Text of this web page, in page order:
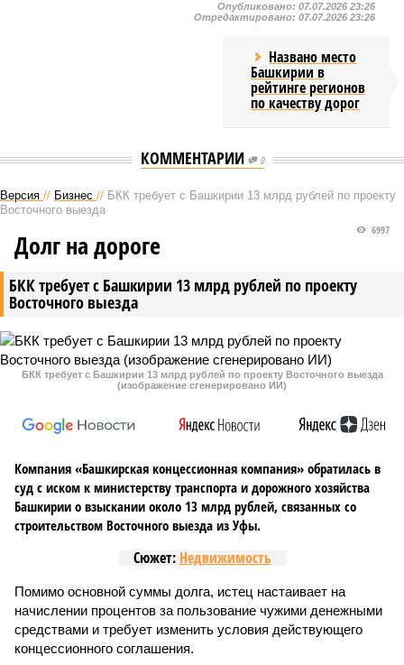
Опубликовано: 07.07.2026 23:26
Отредактировано: 07.07.2026 23:26
Названо место
Башкирии в
рейтинге регионов
по качеству дорог
КОММЕНТАРИИ 0
Версия // Бизнес // БКК требует с Башкирии 13 млрд рублей по проекту
Восточного выезда
БКК требует с Башкирии 13 млрд рублей по проекту
Восточного выезда
6997
Долг на дороге
БКК требует с Башкирии 13 млрд рублей по проекту Восточного выезда
(изображение сгенерировано ИИ)
Компания «Башкирская концессионная компания» обратилась в
суд с иском к министерству транспорта и дорожного хозяйства
Башкирии о взыскании около 13 млрд рублей, связанных со
строительством Восточного выезда из Уфы.
Сюжет: Недвижимость
Помимо основной суммы долга, истец настаивает на
начислении процентов за пользование чужими денежными
средствами и требует изменить условия действующего
концессионного соглашения.